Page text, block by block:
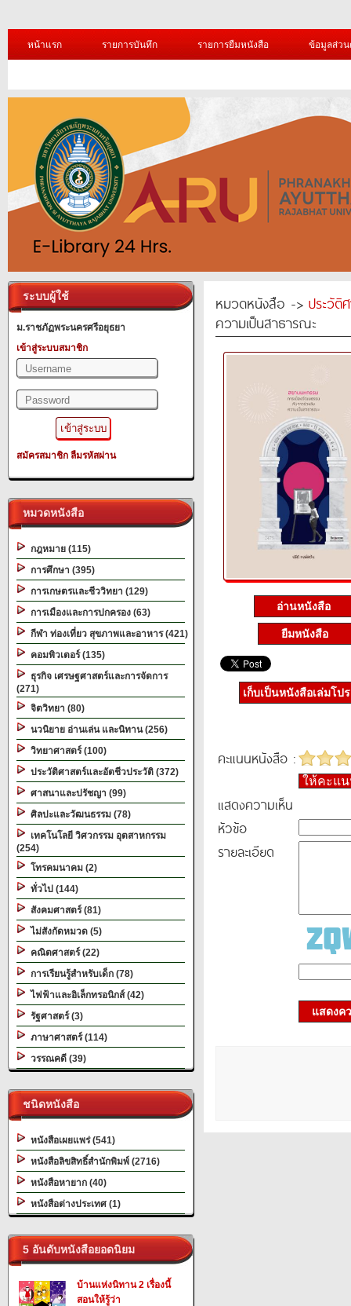
หน้าแรก รายการบันทึก รายการยืมหนังสือ ข้อมูลส่ว
ระบบผู้ใช้
ม.ราชภัฏพระนครศรีอยุธยา
เข้าสู่ระบบสมาชิก
สมัครสมาชิก ลืมรหัสผ่าน
หมวดหนังสือ
กฎหมาย (115)
การศึกษา (395)
การเกษตรและชีววิทยา (129)
การเมืองและการปกครอง (63)
กีฬา ท่องเที่ยว สุขภาพและอาหาร (421)
คอมพิวเตอร์ (135)
ธุรกิจ เศรษฐศาสตร์และการจัดการ
(271)
จิตวิทยา (80)
นวนิยาย อ่านเล่น และนิทาน (256)
วิทยาศาสตร์ (100)
ประวัติศาสตร์และอัตชีวประวัติ (372)
ศาสนาและปรัชญา (99)
ศิลปะและวัฒนธรรม (78)
เทคโนโลยี วิศวกรรม อุตสาหกรรม
(254)
โทรคมนาคม (2)
ทั่วไป (144)
สังคมศาสตร์ (81)
ไม่สังกัดหมวด (5)
คณิตศาสตร์ (22)
การเรียนรู้สำหรับเด็ก (78)
ไฟฟ้าและอิเล็กทรอนิกส์ (42)
รัฐศาสตร์ (3)
ภาษาศาสตร์ (114)
วรรณคดี (39)
ชนิดหนังสือ
หนังสือเผยแพร่ (541)
หนังสือลิขสิทธิ์สำนักพิมพ์ (2716)
หนังสือหายาก (40)
หนังสือต่างประเทศ (1)
5 อันดับหนังสือยอดนิยม
บ้านแห่งนิทาน 2 เรื่องนี้
สอนให้รู้ว่า
หมวดหนังสือ -> ประวัติ
ความเป็นสาธารณะ
อ่านหนังสือ
ยืมหนังสือ
เก็บเป็นหนังสือเล่มโป
คะแนนหนังสือ :
ให้คะแ
แสดงความเห็น
หัวข้อ
รายละเอียด
แสดงค